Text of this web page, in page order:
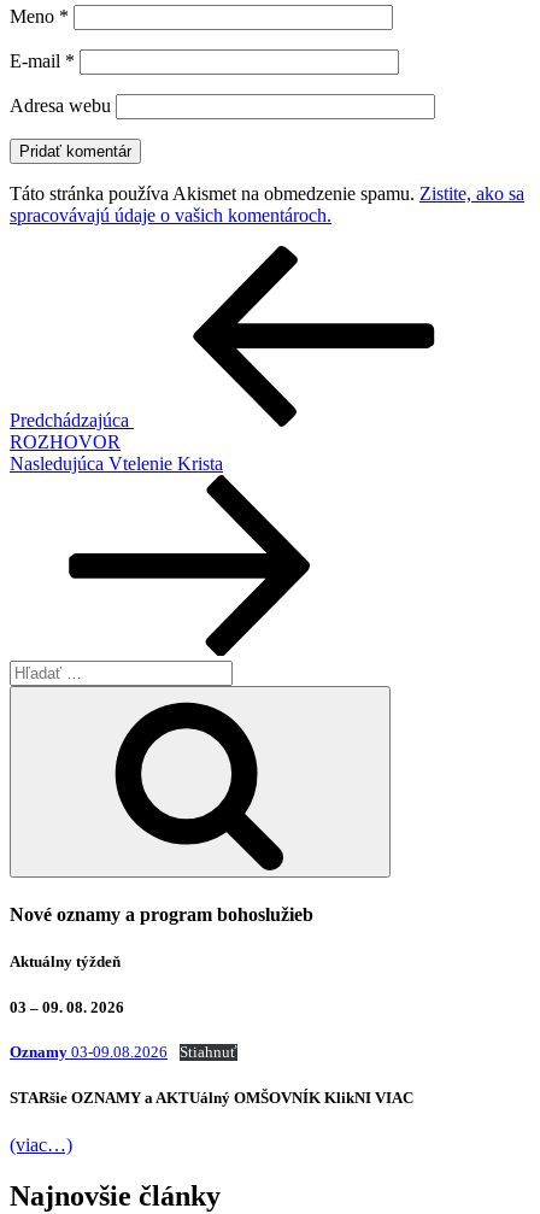
Meno *
E-mail *
Adresa webu
Táto stránka používa Akismet na obmedzenie spamu. Zistite, ako sa
spracovávajú údaje o vašich komentároch.
Predchádzajúca
ROZHOVOR
Ďalší
Nasledujúca Vtelenie Krista
Hľadať:
Nové oznamy a program bohoslužieb
Aktuálny týždeň
03 – 09. 08. 2026
Oznamy 03-09.08.2026 Stiahnuť
STARšie OZNAMY a AKTUálný OMŠOVNÍK KlikNI VIAC
(viac…)
Najnovšie články